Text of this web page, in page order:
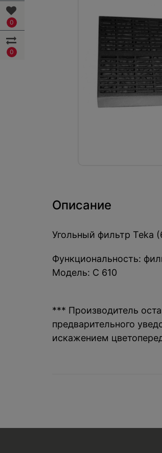
0
0
Описание
Угольный фильтр Teka
Функциональность:
Модель: C 610
*** Производитель
предварительного
искажением